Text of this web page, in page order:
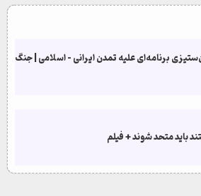
برنامه‌‌ای علیه تمدن ایرانی – اسلامی | جنگ
باید متحد شوند + فیلم